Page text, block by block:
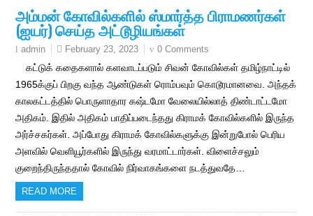
அம்மன் கோவில்களில் ஸ்மார்த்த பிராமணர்கள்
(ஐயர்) செய்த அட்டூழியங்கள்
admin February 23, 2023 0 Comments
கட்டுக் கதைகளால் களவாடப்படும் சிவன் கோவில்கள் தமிழ்நாட்டில்
1965க்குப் பிறகு வந்த ஆண்டுகள் ரொம்பவும் கொடூரமானவை. அந்தக்
காலகட்டத்தில் பொருளாதார கஷ்டமோ வேலையில்லாத் திண்டாட்டமோ
அதிகம். இதில் அதிகம் பாதிப்படைந்தது கிராமக் கோவில்களில் இருந்த
அர்ச்சகர்கள். அப்போது கிராமக் கோவில்களுக்கு இன்றுபோல் பெரிய
அளவில் வெளியூர்களில் இருந்து வரமாட்டார்கள். விளைச்சலும்
குறைந்திருந்ததால் கோவில் நிர்வாகங்களை நடத்துவதே…
READ MORE